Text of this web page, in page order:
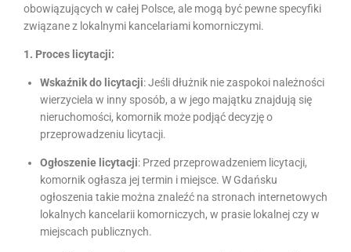
obowiązujących w całej Polsce, ale mogą być pewne specyfiki
związane z lokalnymi kancelariami komorniczymi.
1. Proces licytacji:
Wskaźnik do licytacji: Jeśli dłużnik nie zaspokoi należności
wierzyciela w inny sposób, a w jego majątku znajdują się
nieruchomości, komornik może podjąć decyzję o
przeprowadzeniu licytacji.
Ogłoszenie licytacji: Przed przeprowadzeniem licytacji,
komornik ogłasza jej termin i miejsce. W Gdańsku
ogłoszenia takie można znaleźć na stronach internetowych
lokalnych kancelarii komorniczych, w prasie lokalnej czy w
miejscach publicznych.